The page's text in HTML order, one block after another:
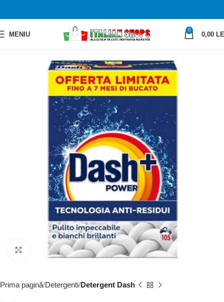
MENIU
0
0,00
Faceți clic pentru a mări
Prima pagină Detergenti Detergent Dash